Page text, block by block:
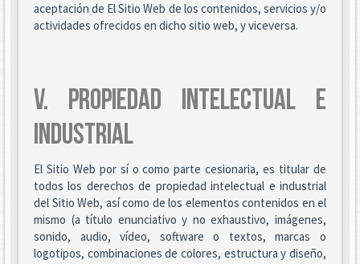
aceptación de El Sitio Web de los contenidos, servicios y/o
actividades ofrecidos en dicho sitio web, y viceversa.
V. PROPIEDAD INTELECTUAL E
INDUSTRIAL
El Sitio Web por sí o como parte cesionaria, es titular de
todos los derechos de propiedad intelectual e industrial
del Sitio Web, así como de los elementos contenidos en el
mismo (a título enunciativo y no exhaustivo, imágenes,
sonido, audio, vídeo, software o textos, marcas o
logotipos, combinaciones de colores, estructura y diseño,